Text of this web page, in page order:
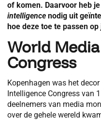
of komen. Daarvoor heb
intelligence nodig uit
hoe deze toe te passen
World
Congress
Kopenhagen was het
Intelligence Congress van
deelnemers van media
over de gehele wereld